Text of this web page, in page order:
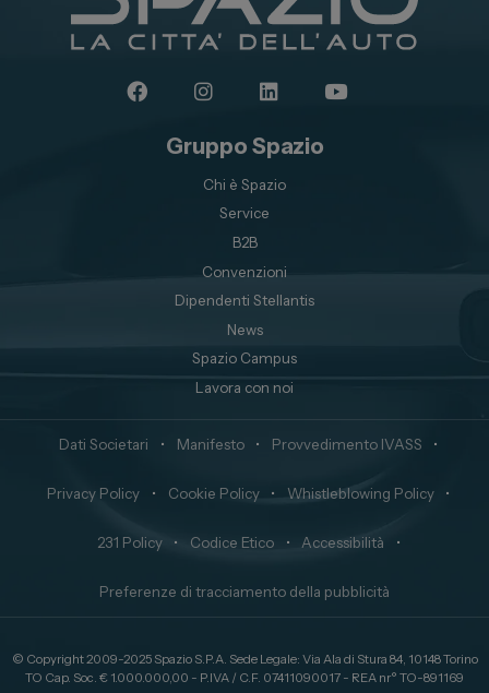
Gruppo Spazio
Chi è Spazio
Service
B2B
Convenzioni
Dipendenti Stellantis
News
Spazio Campus
Lavora con noi
Dati Societari • Manifesto • Provvedimento IVASS •
Privacy Policy • Cookie Policy • Whistleblowing Policy •
231 Policy • Codice Etico • Accessibilità •
Preferenze di tracciamento della pubblicità
© Copyright 2009-2025 Spazio S.P.A. Sede Legale: Via Ala di Stura 84, 10148 Torino
TO Cap. Soc. € 1.000.000,00 - P.IVA / C.F. 07411090017 - REA nr° TO-891169